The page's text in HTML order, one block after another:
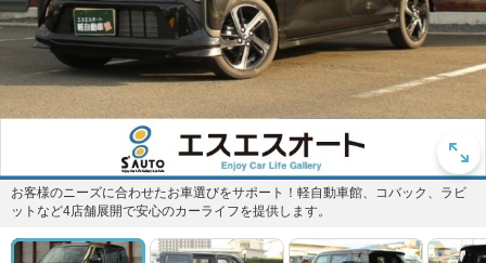
お客様のニーズに合わせたお車選びをサポート！軽自動車館、コバック、ラビ
ットなど4店舗展開で安心のカーライフを提供します。